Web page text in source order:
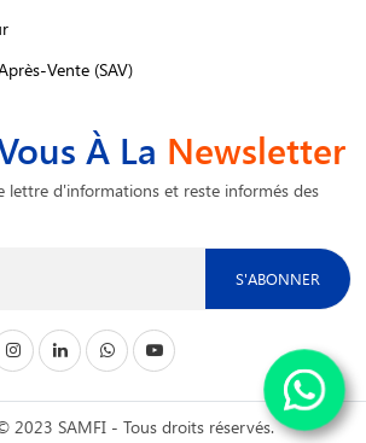
Vente (SAV)
À La Newsletter
lettre d'informations et reste informés des
S'ABONNER
2023 SAMFI - Tous droits réservés.